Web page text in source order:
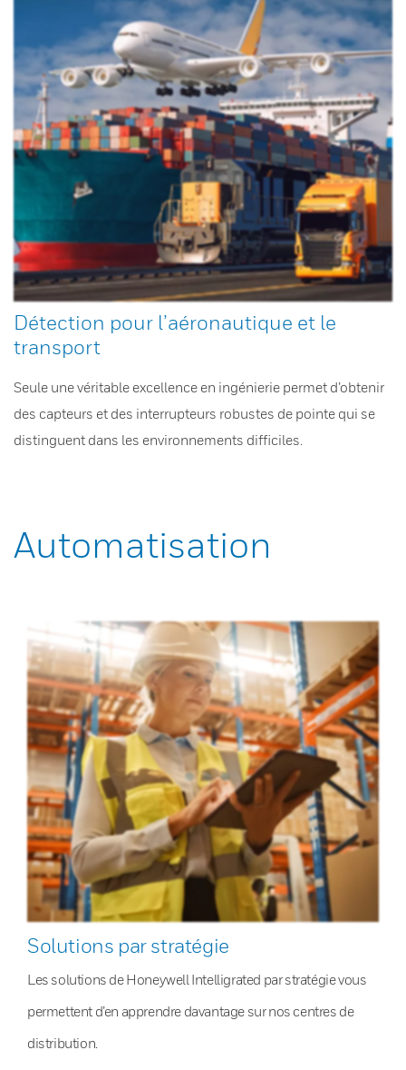
Détection pour l’aéronautique et le
transport
Seule une véritable excellence en ingénierie permet d’obtenir
des capteurs et des interrupteurs robustes de pointe qui se
distinguent dans les environnements difficiles.
Automatisation
Solutions par stratégie
Les solutions de Honeywell Intelligrated par stratégie vous
permettent d’en apprendre davantage sur nos centres de
distribution.